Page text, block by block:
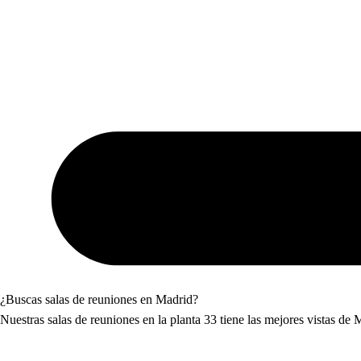
¿Buscas salas de reuniones en Madrid?
Nuestras salas de reuniones en la planta 33 tiene las mejores vistas de